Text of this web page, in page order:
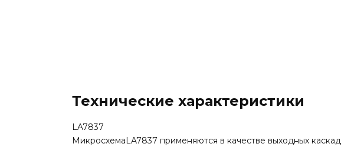
Технические характеристики
LA7837
МикросхемаLA7837 применяются в качестве выходных